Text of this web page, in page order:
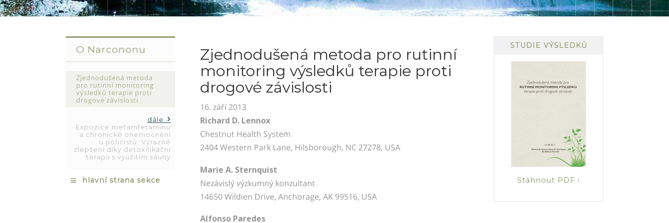
STUDIE VÝSLEDKŮ
Stáhnout PDF ›
Zjednodušená metoda pro rutinní
monitoring výsledků terapie proti
drogové závislosti
16. září 2013
Richard D. Lennox
Chestnut Health System
2404 Western Park Lane, Hilsborough, NC 27278, USA
Marie A. Sternquist
Nezávislý výzkumný konzultant
14650 Wildien Drive, Anchorage, AK 99516, USA
Alfonso Paredes
O Narcononu
Zjednodušená metoda
pro rutinní monitoring
výsledků terapie proti
drogové závislosti
dále
Expozice metamfetaminu
a chronické onemocnění
u policistů: Výrazné
zlepšení díky detoxifikační
terapii s využitím sauny
≡ hlavní strana sekce